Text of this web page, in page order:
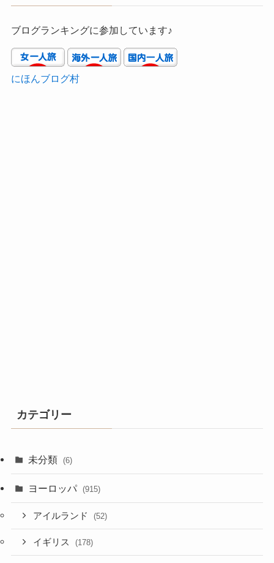
ブログランキングに参加しています♪
にほんブログ村
カテゴリー
未分類 (6)
ヨーロッパ (915)
アイルランド (52)
イギリス (178)